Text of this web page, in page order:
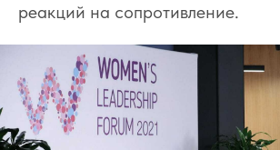
реакций на сопротивление.